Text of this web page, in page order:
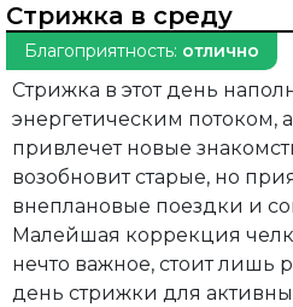
Стрижка в среду
Благоприятность: отлично
Стрижка в этот день
энергетическим потоком,
привлечет новые
возобновит старые, но
внеплановые поездки и
Малейшая коррекция
нечто важное, стоит лишь
день стрижки для